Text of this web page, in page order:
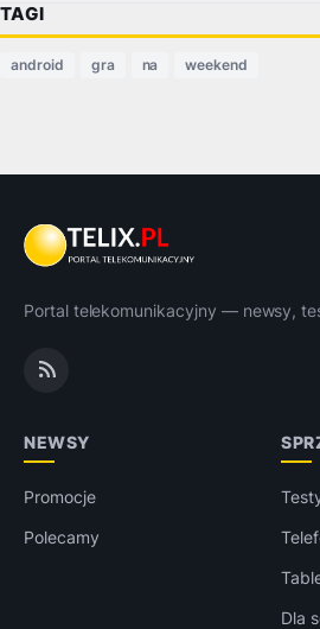
TAGI
android gra na weekend
Portal telekomunikacyjny — newsy,
NEWSY
Promocje
Polecamy
Dla